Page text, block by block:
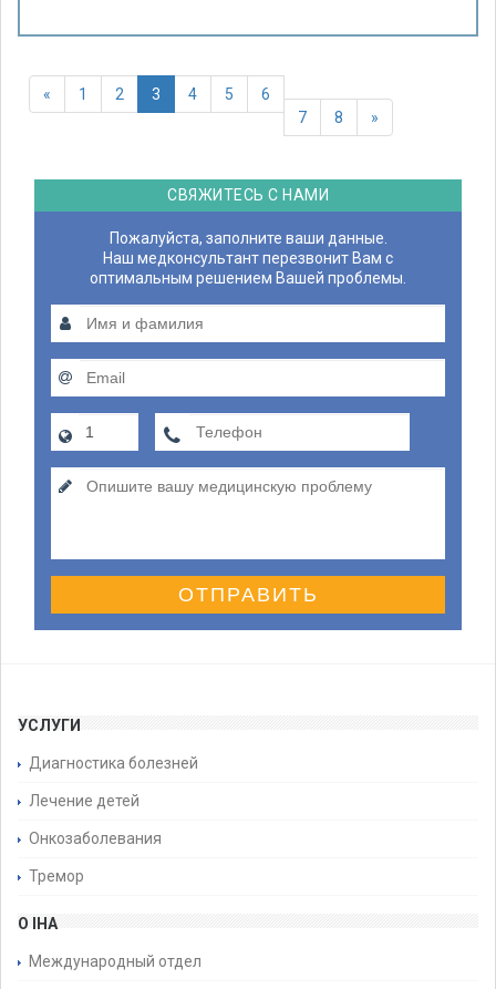
« 1 2 3 4 5
6
7
8 »
СВЯЖИТЕСЬ С НАМИ
Пожалуйста, заполните ваши данные.
Наш медконсультант перезвонит Вам с
оптимальным решением Вашей проблемы.
ОТПРАВИТЬ
УСЛУГИ
Диагностика болезней
Лечение детей
Онкозаболевания
Тремор
О IHA
Международный отдел